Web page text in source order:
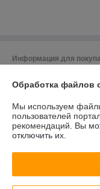
Информация для
"АльгоТрейд"
вход с правого торца
Регистрационный
Регистрационный
Обработка файлов
Мы используем
пользователей
рекомендаций. Вы
отключить их.